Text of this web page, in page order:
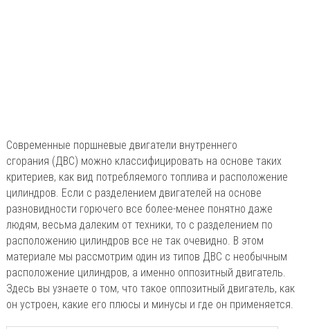
Современные поршневые двигатели внутреннего
сгорания (ДВС) можно классифицировать на основе таких
критериев, как вид потребляемого топлива и расположение
цилиндров. Если с разделением двигателей на основе
разновидности горючего все более-менее понятно даже
людям, весьма далеким от техники, то с разделением по
расположению цилиндров все не так очевидно. В этом
материале мы рассмотрим один из типов ДВС с необычным
расположение цилиндров, а именно оппозитный двигатель.
Здесь вы узнаете о том, что такое оппозитный двигатель, как
он устроен, какие его плюсы и минусы и где он применяется.